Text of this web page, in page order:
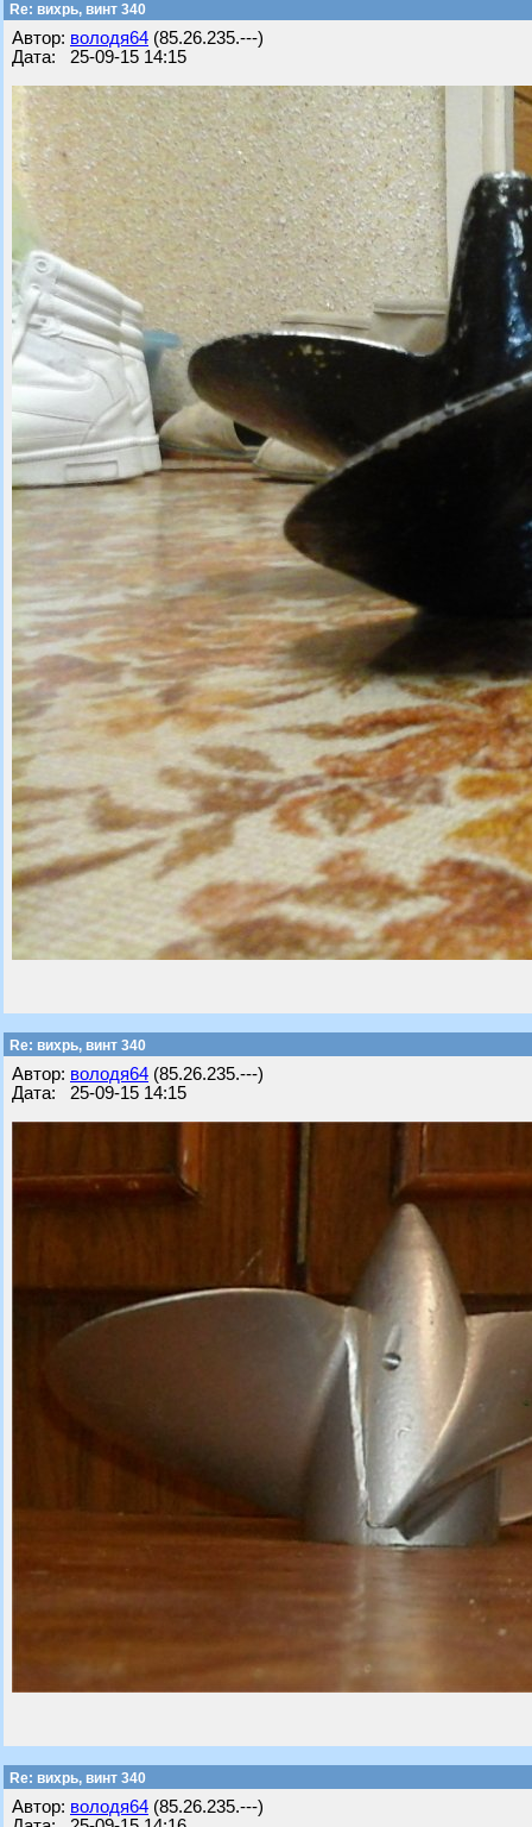
Re: вихрь, винт 340
Автор: володя64 (85.26.235.---)
Дата: 25-09-15 14:15
Re: вихрь, винт 340
Автор: володя64 (85.26.235.---)
Дата: 25-09-15 14:15
Re: вихрь, винт 340
Автор: володя64 (85.26.235.---)